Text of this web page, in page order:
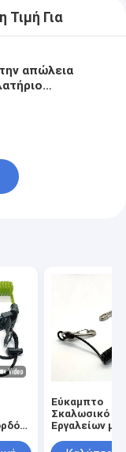
Τιμή Για
απώλεια
Εύκαμπτο
Σκαλωσικό
Εργαλείων με
Άγκιστρο